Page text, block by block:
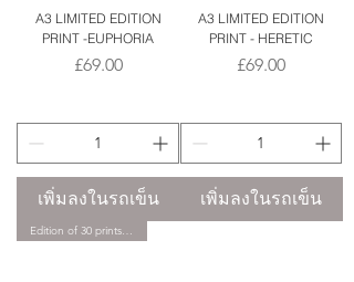
A3 LIMITED EDITION
PRINT -EUPHORIA
ราคา
£69.00
เพิ่มลงในรถเข็น
A3 LIMITED EDITION
PRINT - HERETIC
ราคา
£69.00
เพิ่มลงในรถเข็น
Edition of 30 prints only.